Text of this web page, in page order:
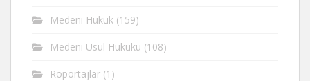
Medeni Hukuk (159)
Medeni Usul Hukuku (108)
Röportajlar (1)